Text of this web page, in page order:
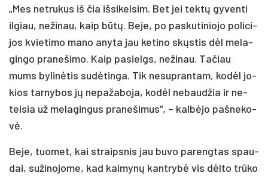
„Mes ne­tru­kus iš čia iš­si­kel­sim. Bet jei tek­tų gy­ven­ti
il­giau, ne­ži­nau, kaip bū­tų. Be­je, po pa­sku­ti­nio­jo po­li­ci­
jos kvie­ti­mo ma­no any­ta jau ke­ti­no skųs­tis dėl me­la­
gin­go pra­ne­ši­mo. Kaip pa­sielgs, ne­ži­nau. Ta­čiau
mums by­li­nė­tis su­dė­tin­ga. Tik ne­sup­ran­tam, ko­dėl jo­
kios tar­ny­bos jų ne­pa­ža­bo­ja, ko­dėl ne­bau­džia ir ne­
tei­sia už me­la­gin­gus pra­ne­ši­mus“, – kal­bė­jo pa­šne­ko­
vė.
Be­je, tuo­met, kai straips­nis jau bu­vo pa­reng­tas spau­
dai, su­ži­no­jo­me, kad kai­my­nų kant­ry­bė vis dėl­to trū­ko